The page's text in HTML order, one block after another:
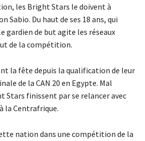
les Bright Stars le doivent à
Sabio. Du haut de ses 18 ans, qui
gardien de but agite les réseaux
de la compétition.
la fête depuis la qualification de leur
de la CAN 20 en Egypte. Mal
Stars finissent par se relancer avec
la Centrafrique.
nation dans une compétition de la